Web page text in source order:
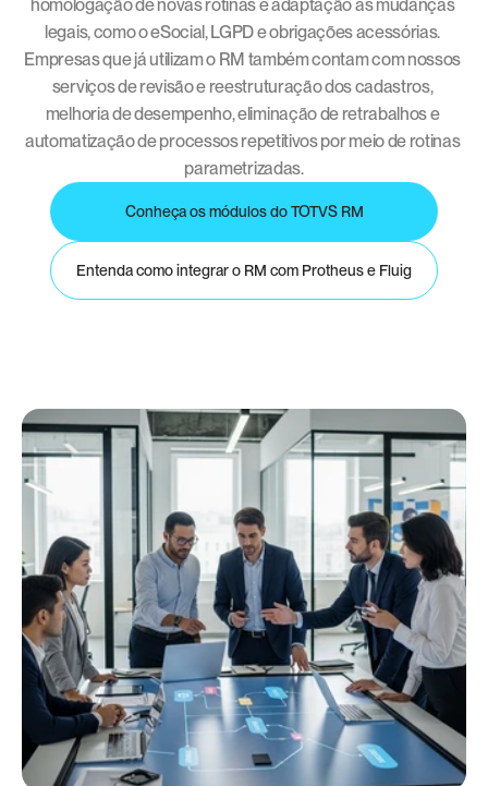
homologação de novas rotinas e adaptação às mudanças
legais, como o eSocial, LGPD e obrigações acessórias.
Empresas que já utilizam o RM também contam com nossos
serviços de revisão e reestruturação dos cadastros,
melhoria de desempenho, eliminação de retrabalhos e
automatização de processos repetitivos por meio de rotinas
parametrizadas.
Conheça os módulos do TOTVS RM
Entenda como integrar o RM com Protheus e Fluig